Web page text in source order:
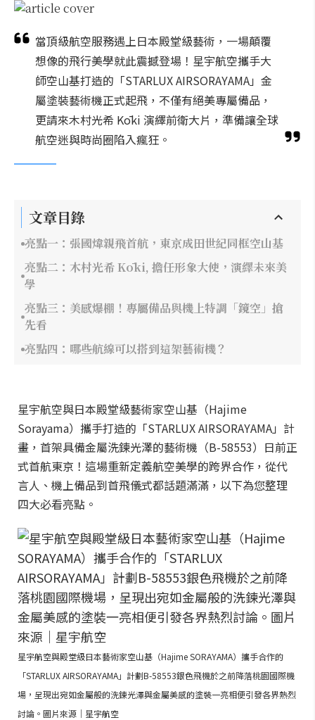
當頂級航空服務遇上日本殿堂級藝術，一場顛覆
想像的飛行美學就此震撼登場！星宇航空攜手大
師空山基打造的「STARLUX AIRSORAYAMA」金
屬塗裝藝術機正式起飛，不僅有絕美專屬備品，
更請來木村光希 Kōki 演繹前衛大片，準備讓全球
航空迷與時尚圈陷入瘋狂。
文章目錄
亮點一：張國煒親飛首航，東京成田世紀同框空山基
亮點二：木村光希 Kōki, 擔任形象大使，演繹未來美
學
亮點三：美感爆棚！專屬備品與機上特調「鏡空」搶
先看
亮點四：哪些航線可以搭到這架藝術機？
星宇航空與日本殿堂級藝術家空山基（Hajime
Sorayama）攜手打造的「STARLUX AIRSORAYAMA」計
畫，首架具備金屬洗鍊光澤的藝術機（B-58553）日前正
式首航東京！這場重新定義航空美學的跨界合作，從代
言人、機上備品到首飛儀式都話題滿滿，以下為您整理
四大必看亮點。
星宇航空與殿堂級日本藝術家空山基（Hajime SORAYAMA）攜手合作的
「STARLUX AIRSORAYAMA」計劃B-58553銀色飛機於之前降落桃園國際機
場，呈現出宛如金屬般的洗鍊光澤與金屬美感的塗裝一亮相便引發各界熱烈
討論。圖片來源｜星宇航空